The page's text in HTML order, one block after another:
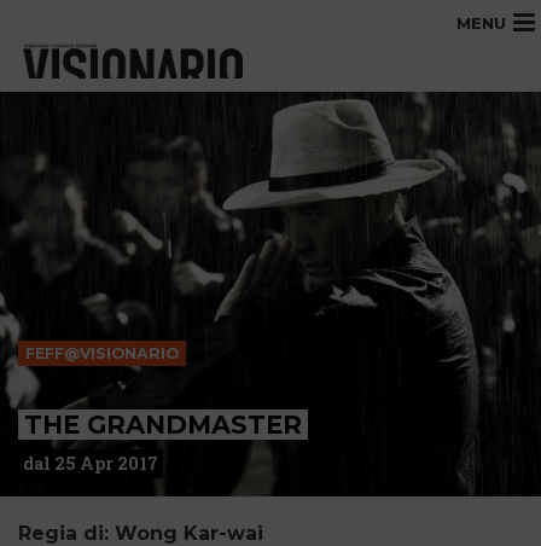
MENU
FEFF@VISIONARIO
THE GRANDMASTER
dal 25 Apr 2017
Regia di: Wong Kar-wai